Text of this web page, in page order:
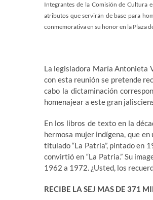
Integrantes de la Comisión de Cultura
atributos que servirán de base para
conmemorativa en su honor en la Plaza
La legisladora María Antonieta
con esta reunión se pretende
cabo la dictaminación
homenajear a este gran
En los libros de texto en la
hermosa mujer indígena, que
titulado “La Patria”, pintado en
convirtió en “La Patria.” Su
1962 a 1972. ¿Usted, los
RECIBE LA SEJ MAS DE 371